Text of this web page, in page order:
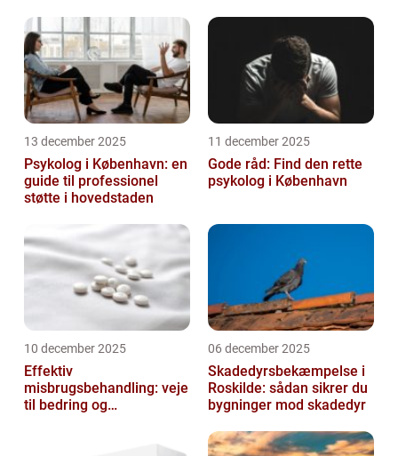
13 december 2025
Psykolog i København: en
guide til professionel
støtte i hovedstaden
11 december 2025
Gode råd: Find den rette
psykolog i København
10 december 2025
Effektiv
misbrugsbehandling: veje
til bedring og
06 december 2025
Skadedyrsbekæmpelse i
Roskilde: sådan sikrer du
bygninger mod skadedyr